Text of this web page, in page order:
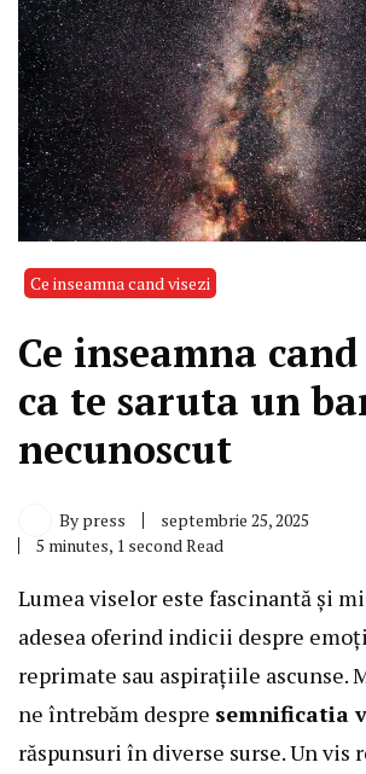
Ce inseamna cand visezi
Ce inseamna
ca te saruta un
necunoscut
By press
septembrie 25, 2025
5 minutes, 1 second Read
Lumea viselor este fascinantă și
adesea oferind indicii despre
reprimate sau aspirațiile ascunse.
ne întrebăm despre semnificatia
răspunsuri în diverse surse. Un vis